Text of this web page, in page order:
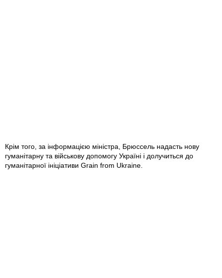
Крім того, за інформацією міністра, Брюссель надасть нову
гуманітарну та військову допомогу Україні і долучиться до
гуманітарної ініціативи Grain from Ukraine.